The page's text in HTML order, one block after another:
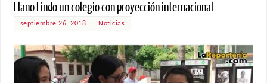
Llano Lindo un colegio con proyección internacional
septiembre 26, 2018 Noticias